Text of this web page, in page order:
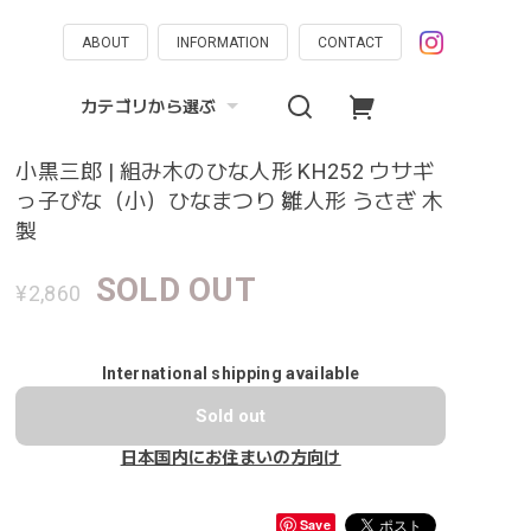
ABOUT INFORMATION CONTACT
カテゴリから選ぶ
小黒三郎 | 組み木のひな人形 KH252 ウサギ
っ子びな（小）ひなまつり 雛人形 うさぎ 木
製
¥2,860 SOLD OUT
International shipping available
Sold out
日本国内にお住まいの方向け
Save